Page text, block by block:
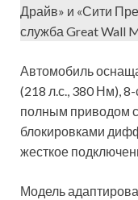
Драйв» и «Сити
служба Great Wall
Автомобиль
(218 л.с., 380 Нм),
полным приводом
блокировками
жесткое
Модель